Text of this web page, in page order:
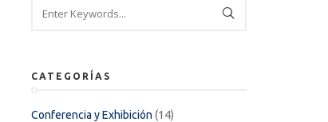
CATEGORÍAS
Conferencia y Exhibición (14)